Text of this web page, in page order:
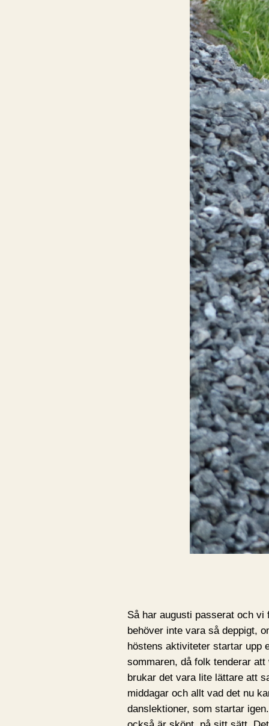
Så har augusti passerat och
behöver inte vara så deppigt,
höstens aktiviteter startar upp
sommaren, då folk tenderar
brukar det vara lite lättare att
middagar och allt vad det nu
danslektioner, som startar